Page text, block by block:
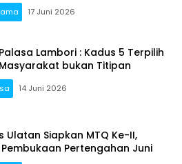
17 Juni 2026
Lambori : Kadus 5 Terpilih
bukan Titipan
14 Juni 2026
Ulatan Siapkan MTQ Ke-II,
Pertengahan Juni